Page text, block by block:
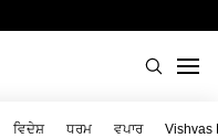
ਵਿਦੇਸ਼ ਧਰਮ ਵਪਾਰ Vishvas